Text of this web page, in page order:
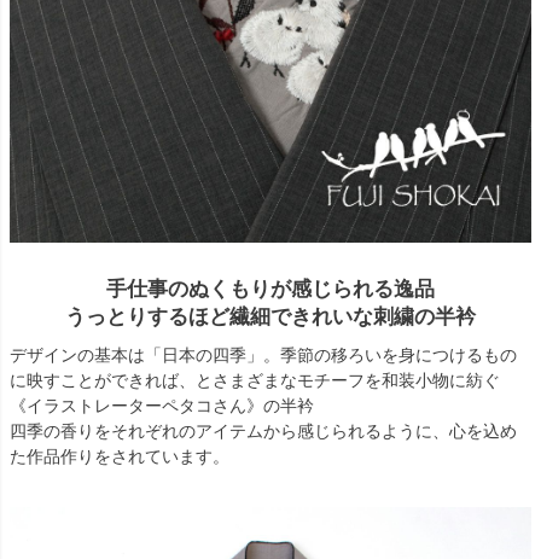
手仕事のぬくもりが感じられる逸品
うっとりするほど繊細できれいな刺繍の半衿
デザインの基本は「日本の四季」。季節の移ろいを身につけるもの
に映すことができれば、とさまざまなモチーフを和装小物に紡ぐ
《イラストレーターペタコさん》の半衿
四季の香りをそれぞれのアイテムから感じられるように、心を込め
た作品作りをされています。